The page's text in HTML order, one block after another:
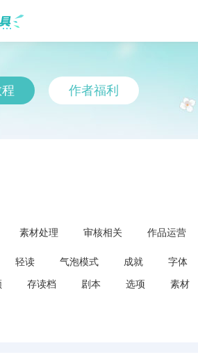
作者福利
素材处理 审核相关 作品运营
轻读 气泡模式 成就 字体
存读档 剧本 选项 素材